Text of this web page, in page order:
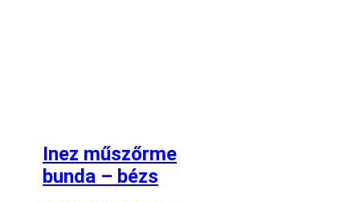
Inez műszőrme
bunda – bézs